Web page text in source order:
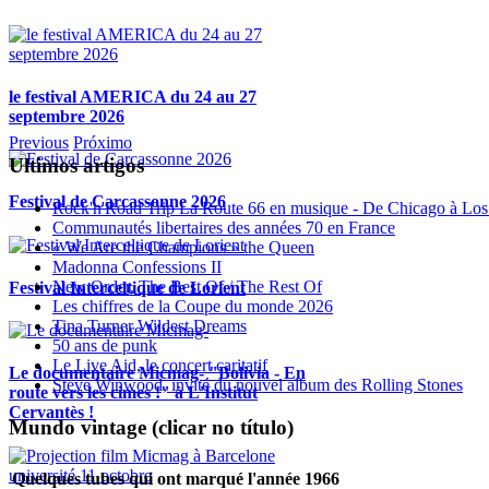
le festival AMERICA du 24 au 27
septembre 2026
Festival de Carcassonne 2026
Festival Interceltique de Lorient
Le documentaire Micmag- "Bolivia - En
route vers les cimes !" à L'Institut
Cervantès !
Previous Próximo
Ultimos artigos
Rock'n'Road Trip La Route 66 en musique - De Chicago à
Communautés libertaires des années 70 en France
« We Are the Champions » the Queen
Madonna Confessions II
New Order, The Best Of / The Rest Of
Les chiffres de la Coupe du monde 2026
Tina Turner Wildest Dreams
50 ans de punk
Le Live Aid, le concert caritatif
Steve Winwood, invité du nouvel album des Rolling Stones
Mundo vintage (clicar no título)
Quelques tubes qui ont marqué l'année 1966